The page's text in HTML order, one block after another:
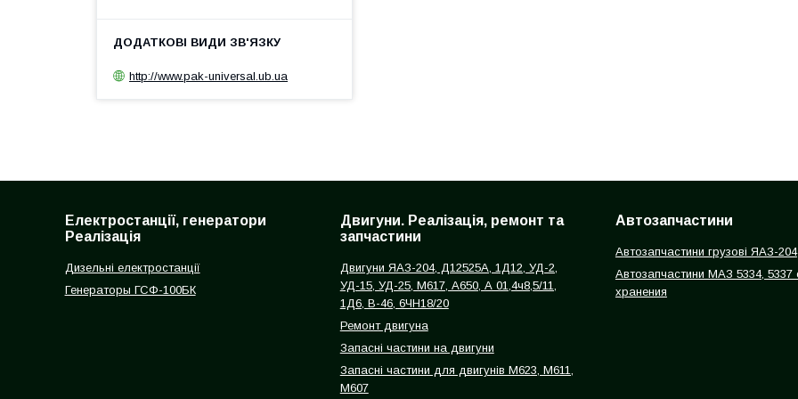
http://www.pak-universal.ub.ua
Електростанції, генератори
Реалізація
Дизельні електростанції
Генераторы ГСФ-100БК
Двигуни. Реалізація, ремонт та
запчастини
Двигуни ЯАЗ-204, Д12525А, 1Д12, УД-2,
УД-15, УД-25, М617, А650, А 01,4ч8,5/11,
1Д6, В-46, 6ЧН18/20
Ремонт двигуна
Запасні частини на двигуни
Запасні частини для двигунів М623, М611,
М607
Автозапчастини
Автозапчастини грузові ЯАЗ-204
Автозапчастини МАЗ 5334, 5337
хранения